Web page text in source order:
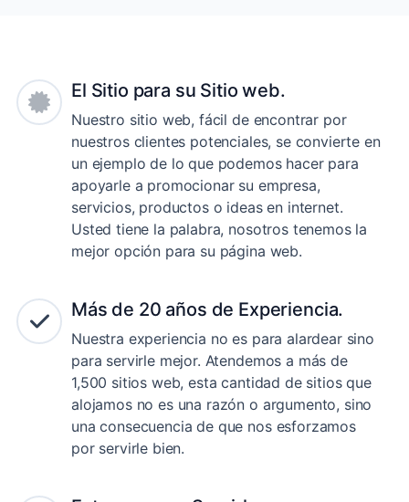
El Sitio para su Sitio web.
Nuestro sitio web, fácil de encontrar por
nuestros clientes potenciales, se convierte en
un ejemplo de lo que podemos hacer para
apoyarle a promocionar su empresa,
servicios, productos o ideas en internet.
Usted tiene la palabra, nosotros tenemos la
Más de 20 años de Experiencia.
Nuestra experiencia no es para alardear sino
para servirle mejor. Atendemos a más de
1,500 sitios web, esta cantidad de sitios que
alojamos no es una razón o argumento, sino
una consecuencia de que nos esforzamos